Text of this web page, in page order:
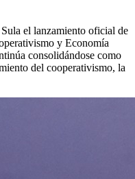
el lanzamiento oficial de
y Economía
consolidándose como
del cooperativismo, la